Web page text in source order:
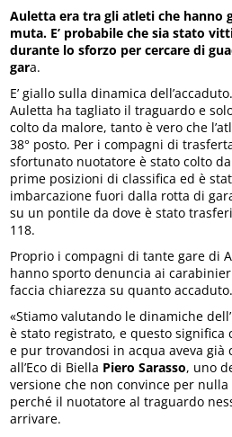
Auletta era tra gli atleti che hanno
muta. E’ probabile che sia stato
durante lo sforzo per cercare di
gara.
E’ giallo sulla dinamica
Auletta ha tagliato il traguardo e
colto da malore, tanto è vero che
38° posto. Per i compagni di
sfortunato nuotatore è stato colto
prime posizioni di classifica ed è
imbarcazione fuori dalla rotta di
su un pontile da dove è stato
118.
Proprio i compagni di tante gare di
hanno sporto denuncia ai
faccia chiarezza su quanto accaduto.
«Stiamo valutando le dinamiche
è stato registrato, e questo
e pur trovandosi in acqua aveva già
all’Eco di Biella Piero Sarasso, uno
versione che non convince per
perché il nuotatore al traguardo
arrivare.